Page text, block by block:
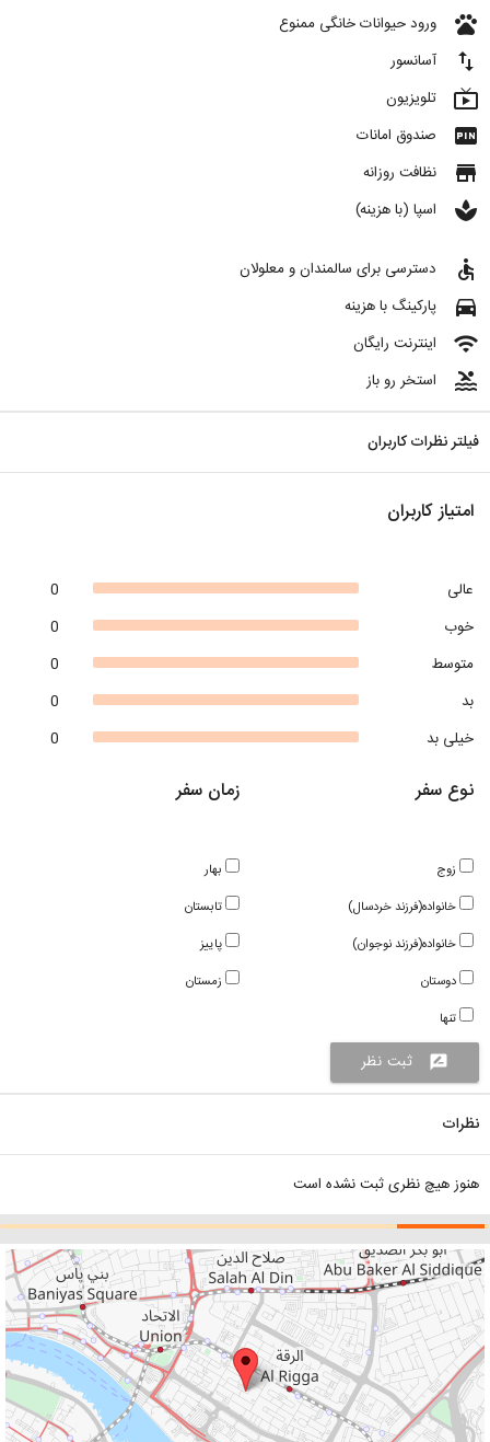
pets
ورود حیوانات خانگی ممنوع
import_export آسانسور
live_tv تلویزیون
fiber_pin صندوق امانات
store نظافت روزانه
spa اسپا (با هزینه)
accessible دسترسی برای سالمندان و معلولان
directions_car پارکینگ با هزینه
wifi اینترنت رایگان
pool استخر رو باز
فیلتر نظرات کاربران
امتیاز کاربران
0
عالی
0
خوب
0
متوسط
0
بد
0
خیلی بد
زمان سفر
بهار
تابستان
پاییز
زمستان
نوع سفر
زوج
خانواده(فرزند خردسال)
خانواده(فرزند نوجوان)
دوستان
تنها
rate_review ثبت نظر
نظرات
هنوز هیچ نظری ثبت نشده است